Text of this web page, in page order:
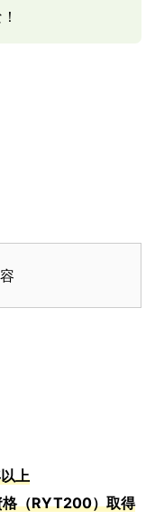
上
格（RYT200）取得